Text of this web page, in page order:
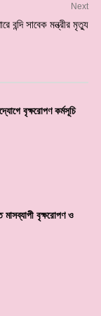
Next
বন্দি সাবেক মন্ত্রীর মৃত্যু
বৃক্ষরোপণ কর্মসূচি
মাসব্যাপী বৃক্ষরোপণ ও